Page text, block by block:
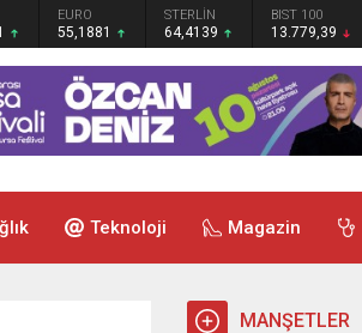
EURO
55,1881
STERLİN
64,4139
BIST 100
13.779,39
Teknoloji Magazin
MANŞETLER